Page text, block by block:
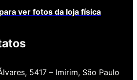
ver fotos da loja física
5417 – Imirim, São Paulo